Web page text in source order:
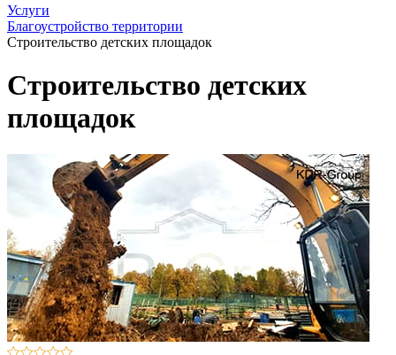
Услуги
Благоустройство территории
Строительство детских площадок
Строительство детских
площадок